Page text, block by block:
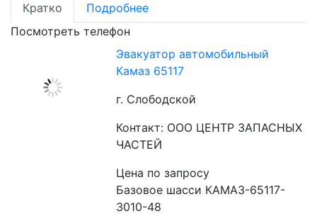
Кратко
Подробнее
Посмотреть телефон
Эвакуатор автомобильный
Камаз 65117
г. Слободской
Контакт: ООО ЦЕНТР ЗАПАСНЫХ
ЧАСТЕЙ
Цена по запросу
Базовое шасси КАМАЗ-65117-
3010-48